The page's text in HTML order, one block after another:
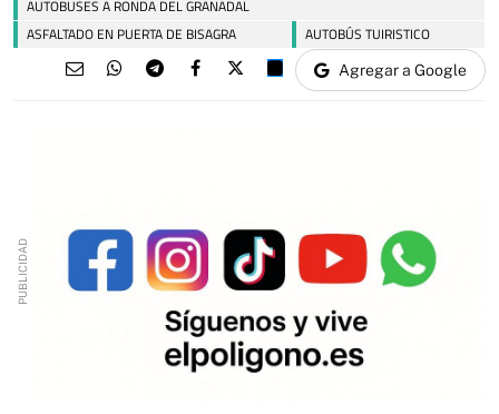
AUTOBUSES A RONDA DEL GRANADAL
ASFALTADO EN PUERTA DE BISAGRA
AUTOBÚS TUIRISTICO
Agregar a Google